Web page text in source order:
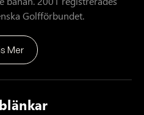
Golfförbundet.
Mer